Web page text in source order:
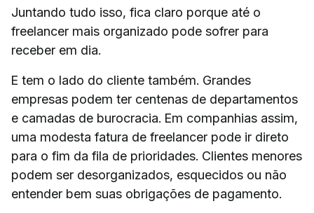
Juntando tudo isso, fica claro porque até o
freelancer mais organizado pode sofrer para
receber em dia.
E tem o lado do cliente também. Grandes
empresas podem ter centenas de departamentos
e camadas de burocracia. Em companhias assim,
uma modesta fatura de freelancer pode ir direto
para o fim da fila de prioridades. Clientes menores
podem ser desorganizados, esquecidos ou não
entender bem suas obrigações de pagamento.